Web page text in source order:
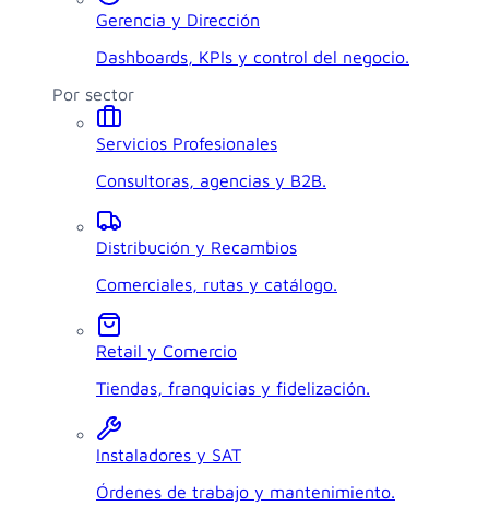
Gerencia y Dirección
Dashboards, KPIs y control del negocio.
Por sector
Servicios Profesionales
Consultoras, agencias y B2B.
Distribución y Recambios
Comerciales, rutas y catálogo.
Retail y Comercio
Tiendas, franquicias y fidelización.
Instaladores y SAT
Órdenes de trabajo y mantenimiento.